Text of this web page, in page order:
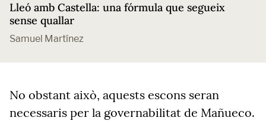
Lleó amb Castella: una fórmula que segueix
sense quallar
Samuel Martínez
No obstant això, aquests escons seran
necessaris per la governabilitat de Mañueco.